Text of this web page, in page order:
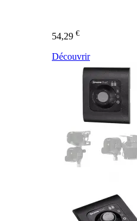
54,29 €
Découvrir